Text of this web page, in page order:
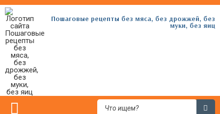
Пошаговые рецепты без мяса, без дрожжей, без
муки, без яиц